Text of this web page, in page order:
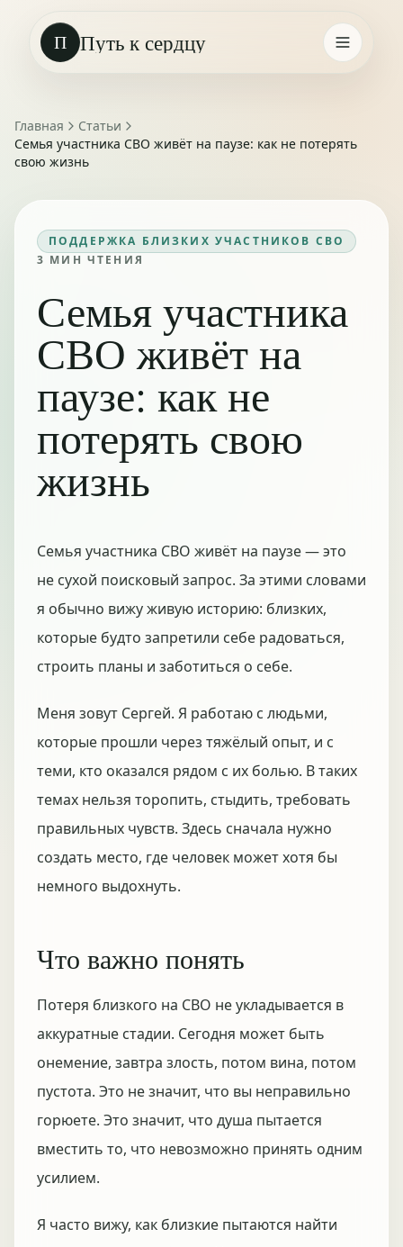
П Путь к сердцу
Главная
Статьи
Семья участника СВО живёт на паузе: как не потерять
свою жизнь
ПОДДЕРЖКА БЛИЗКИХ УЧАСТНИКОВ СВО
3 МИН ЧТЕНИЯ
Семья участника
СВО живёт на
паузе: как не
потерять свою
жизнь
Семья участника СВО живёт на паузе — это
не сухой поисковый запрос. За этими словами
я обычно вижу живую историю: близких,
которые будто запретили себе радоваться,
строить планы и заботиться о себе.
Меня зовут Сергей. Я работаю с людьми,
которые прошли через тяжёлый опыт, и с
теми, кто оказался рядом с их болью. В таких
темах нельзя торопить, стыдить, требовать
правильных чувств. Здесь сначала нужно
создать место, где человек может хотя бы
немного выдохнуть.
Что важно понять
Потеря близкого на СВО не укладывается в
аккуратные стадии. Сегодня может быть
онемение, завтра злость, потом вина, потом
пустота. Это не значит, что вы неправильно
горюете. Это значит, что душа пытается
вместить то, что невозможно принять одним
усилием.
Я часто вижу, как близкие пытаются найти